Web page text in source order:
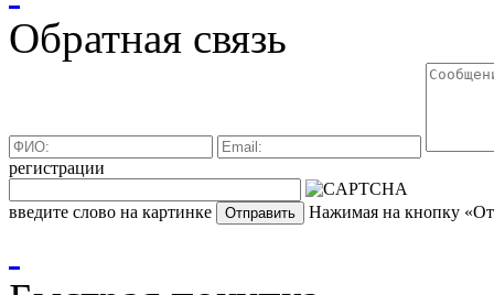
Обратная связь
регистрации
введите слово на картинке Нажимая на кнопку